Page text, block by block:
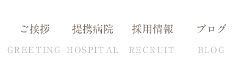
ご挨拶
GREETING
提携病院
HOSPITAL
採用情報
RECRUIT
ブログ
BLOG